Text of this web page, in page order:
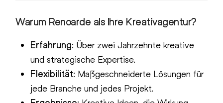
Warum Renoarde als Ihre Kreativagentur?
Erfahrung: Über zwei Jahrzehnte kreative
und strategische Expertise.
Flexibilität: Maßgeschneiderte Lösungen für
jede Branche und jedes Projekt.